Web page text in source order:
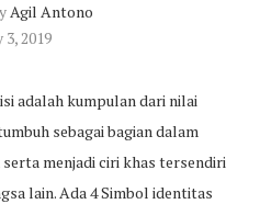
Agil Antono
3, 2019
adalah kumpulan dari nilai
sebagai bagian dalam
menjadi ciri khas tersendiri
lain. Ada 4 Simbol identitas